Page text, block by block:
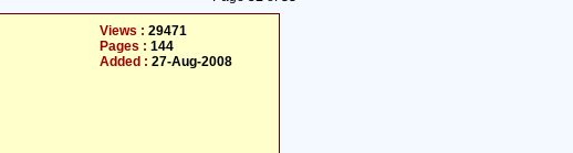
Views : 29471
Pages : 144
Added : 27-Aug-2008